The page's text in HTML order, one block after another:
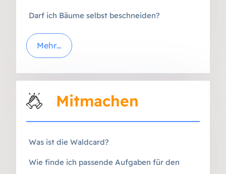
Darf ich Bäume selbst beschneiden?
Mehr…
Mitmachen
Was ist die Waldcard?
Wie finde ich passende Aufgaben für den